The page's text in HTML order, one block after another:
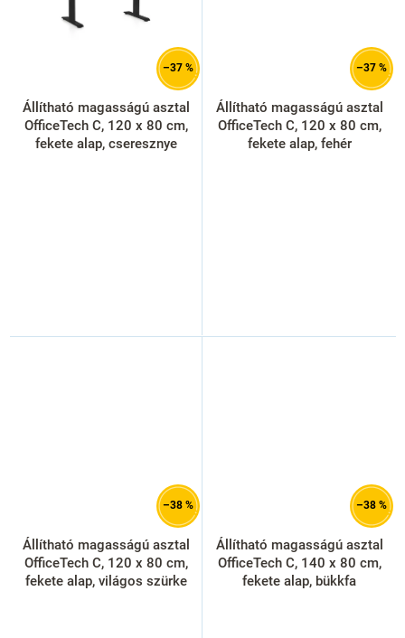
–37 %
Állítható magasságú asztal
OfficeTech C, 120 x 80 cm,
fekete alap, cseresznye
–37 %
Állítható magasságú asztal
OfficeTech C, 120 x 80 cm,
fekete alap, fehér
–38 %
Állítható magasságú asztal
OfficeTech C, 120 x 80 cm,
fekete alap, világos szürke
–38 %
Állítható magasságú asztal
OfficeTech C, 140 x 80 cm,
fekete alap, bükkfa